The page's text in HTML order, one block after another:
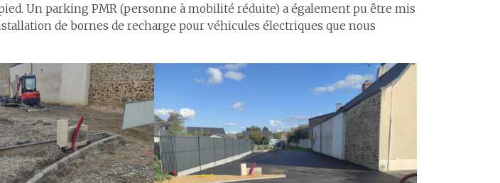
Un parking PMR (personne à mobilité réduite) a également pu être mis
de bornes de recharge pour véhicules électriques que nous